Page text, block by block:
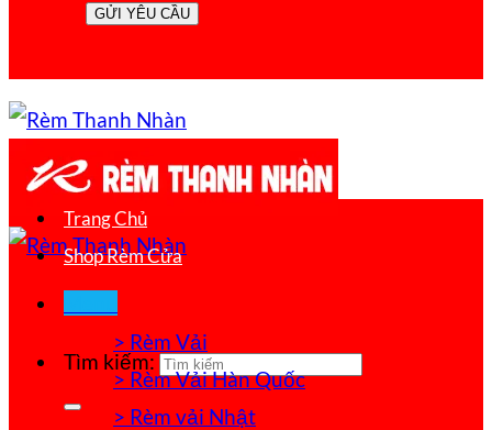
Tìm kiếm:
Trang Chủ
Shop Rèm Cửa
> Rèm Vải
> Rèm Vải Hàn Quốc
> Rèm vải Nhật